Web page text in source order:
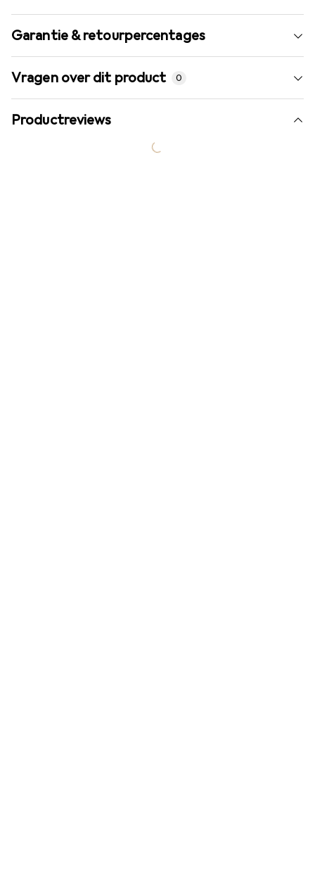
Garantie & retourpercentages
Vragen over dit product 0
Productreviews